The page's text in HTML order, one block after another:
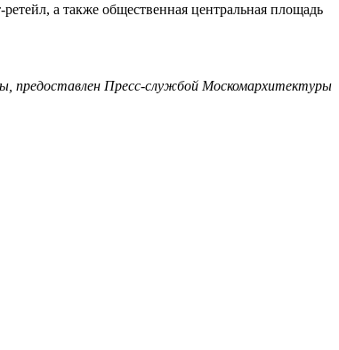
а также общественная центральная площадь
предоставлен Пресс-службой Москомархитектуры